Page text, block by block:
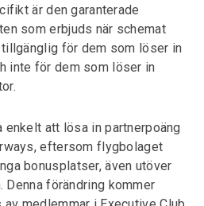
är den garanterade
som erbjuds när schemat
för dem som löser in
inte för dem som löser in
enkelt att lösa in partnerpoäng
eftersom flygbolaget
bonusplatser, även utöver
förändring kommer